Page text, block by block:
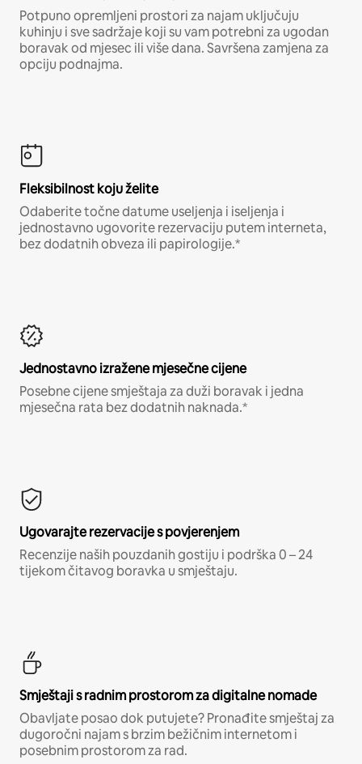
Potpuno opremljeni prostori za najam uključuju
kuhinju i sve sadržaje koji su vam potrebni za ugodan
boravak od mjesec ili više dana. Savršena zamjena za
opciju podnajma.
Fleksibilnost koju želite
Odaberite točne datume useljenja i iseljenja i
jednostavno ugovorite rezervaciju putem interneta,
bez dodatnih obveza ili papirologije.*
Jednostavno izražene mjesečne cijene
Posebne cijene smještaja za duži boravak i jedna
mjesečna rata bez dodatnih naknada.*
Ugovarajte rezervacije s povjerenjem
Recenzije naših pouzdanih gostiju i podrška 0 – 24
tijekom čitavog boravka u smještaju.
Smještaji s radnim prostorom za digitalne nomade
Obavljate posao dok putujete? Pronađite smještaj za
dugoročni najam s brzim bežičnim internetom i
posebnim prostorom za rad.